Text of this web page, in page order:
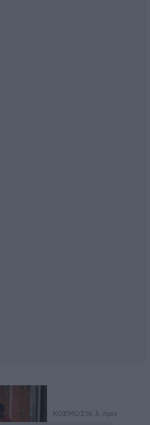
ΚΟΣΜΟΣ 16 λ. πριν